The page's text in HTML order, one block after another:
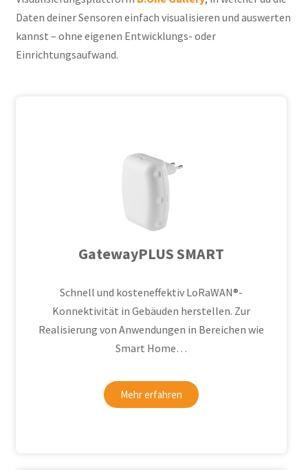
Daten deiner Sensoren einfach visualisieren und auswerten
kannst – ohne eigenen Entwicklungs- oder
Einrichtungsaufwand.
GatewayPLUS SMART
Schnell und kosteneffektiv LoRaWAN®-
Konnektivität in Gebäuden herstellen. Zur
Realisierung von Anwendungen in Bereichen wie
Smart Home…
Mehr erfahren